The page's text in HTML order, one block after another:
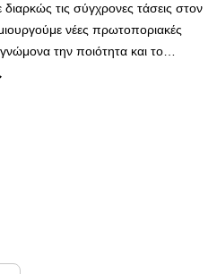
τις σύγχρονες τάσεις στον
νέες πρωτοποριακές
την ποιότητα και το
είμαστε πάντοτε σε θέση να
ικανοποιούν ακόμη και τους πιο
στόχο να χαρίσουμε χρώμα και
χώρο και να τον αναδείξουμε